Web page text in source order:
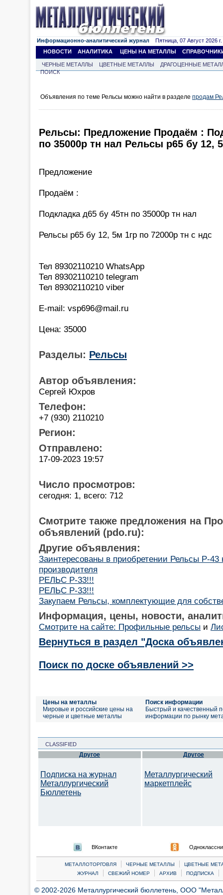
Информационно-аналитический журнал Пятница, 07 Август 2026 г.
НОВОСТИ
АНАЛИТИКА ЦЕНЫ НА МЕТАЛЛЫ
ЧЕРНЫЕ МЕТАЛЛЫ ЦВЕТНЫЕ МЕТАЛЛЫ
ДРАГОЦЕННЫЕ
ПОИСК
Объявления по теме Рельсы можно найти в разделе продам
Рельсы: Предложение Продаём :
по 35000р тн нал Рельсы р65 бу 12,
Предложение
Продаём :
Подкладка д65 бу 45тн по 35000р тн нал
Рельсы р65 бу 12, 5м 1гр по 72000р тн с ндс
Тел 89302110210 WhatsApp
Тел 89302110210 telegram
Тел 89302110210 viber
E-mail: vsp696@mail.ru
Цена: 35000
Разделы: Рельсы
Автор объявления:
Сергей Юхров
Телефон:
+7 (930) 2110210
Регион:
Отправлено:
17-09-2023 19:57
Число просмотров:
сегодня: 1, всего: 712
Смотрите также предложения на
объявлений (pdo.ru):
Другие объявления:
Заинтересованы в приобретении Рельсы Р-43
производителя
РЕЛЬС Р-33!!!
РЕЛЬС Р-33!!!
Закупаем Рельсы, комплектующие для
Информация, цены, новости,
Смотрите на сайте: Профильные рельсы и
Вернуться в раздел "Доска
Поиск по доске объявлений >>
Цены на металлы
Мировые и российские цены на
черные и цветные металлы
Поиск информации
Быстрый и качественный
информации по рынку
CLASSIFIED
Другое
Подписка на журнал
Металлургический
Бюллетень
Другое
Металлургический
маркетплейс
ВКонтакте
МЕТАЛЛОТОРГОВЛЯ | ЧЕРНЫЕ МЕТАЛЛЫ |
ЦВЕТНЫЕ
ЖУРНАЛ
| СВЕЖИЙ НОМЕР | АРХИВ | ПОДПИСКА |
© 2002-2026 Металлургический бюллетень, ООО